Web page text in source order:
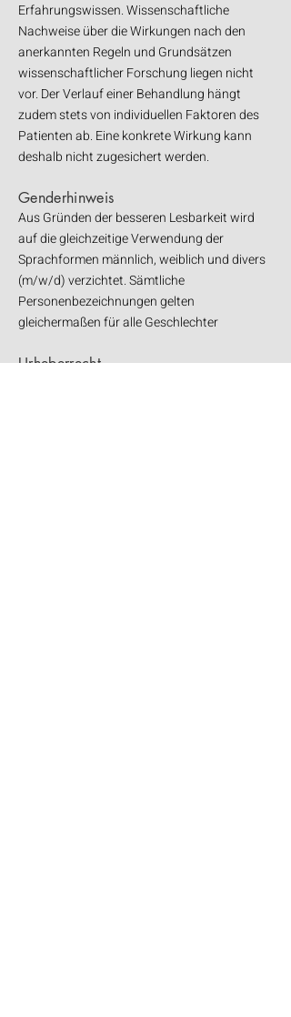
Erfahrungswissen. Wissenschaftliche
Nachweise über die Wirkungen nach den
anerkannten Regeln und Grundsätzen
wissenschaftlicher Forschung liegen nicht
vor. Der Verlauf einer Behandlung hängt
zudem stets von individuellen Faktoren des
Patienten ab. Eine konkrete Wirkung kann
deshalb nicht zugesichert werden.
Genderhinweis
Aus Gründen der besseren Lesbarkeit wird
auf die gleichzeitige Verwendung der
Sprachformen männlich, weiblich und divers
(m/w/d) verzichtet. Sämtliche
Personenbezeichnungen gelten
gleichermaßen für alle Geschlechter​
Urheberrecht